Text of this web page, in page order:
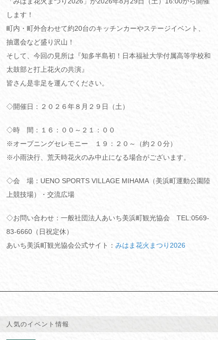
します！
町内・町外合わせて約20台のキッチンカーやステージイベント、
抽選会など盛り沢山！
そして、今回の見所は『知多半島初！日本福祉大学付属高等学校和
太鼓部と打上花火の共演』
皆さん是非足を運んでください。
◇開催日：２０２６年８月２９日（土）
◇時 間：１６：００～２１：００
※オープニングセレモニー １９：２０～（約２０分）
※小雨決行、荒天時花火のみ中止になる場合がございます。
◇会 場：UENO SPORTS VILLAGE MIHAMA（美浜町運動公園陸
上競技場）・交流広場
◇お問い合わせ：一般社団法人あいち美浜町観光協会 TEL:0569-
83-6660（日祝定休）
あいち美浜町観光協会公式サイト：みはま花火まつり2026
人気のイベント情報